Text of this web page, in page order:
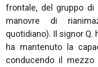
frontale, del gruppo
manovre di
quotidiano). Il signor Q.
ha mantenuto la
conducendo il